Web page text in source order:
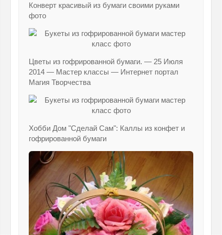
Конверт красивый из бумаги своими руками
фото
Цветы из гофрированной бумаги. — 25 Июля
2014 — Мастер классы — Интернет портал
Магия Творчества
Хобби Дом "Сделай Сам": Каллы из конфет и
гофрированной бумаги